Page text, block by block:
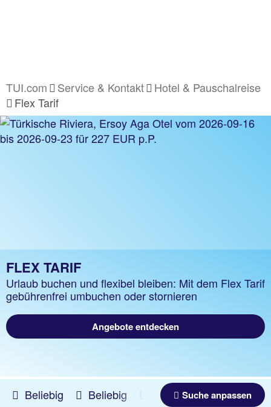
TUI.com Service & Kontakt
Hotel & Pauschalreise
Flex Tarif
FLEX TARIF
Urlaub buchen und flexibel bleiben: Mit dem Flex Tarif
gebührenfrei umbuchen oder stornieren
Angebote entdecken
Beliebig Beliebig 12.08.2026 -09.08.2027
Suche anpassen